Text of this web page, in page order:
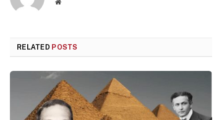
RELATED POSTS